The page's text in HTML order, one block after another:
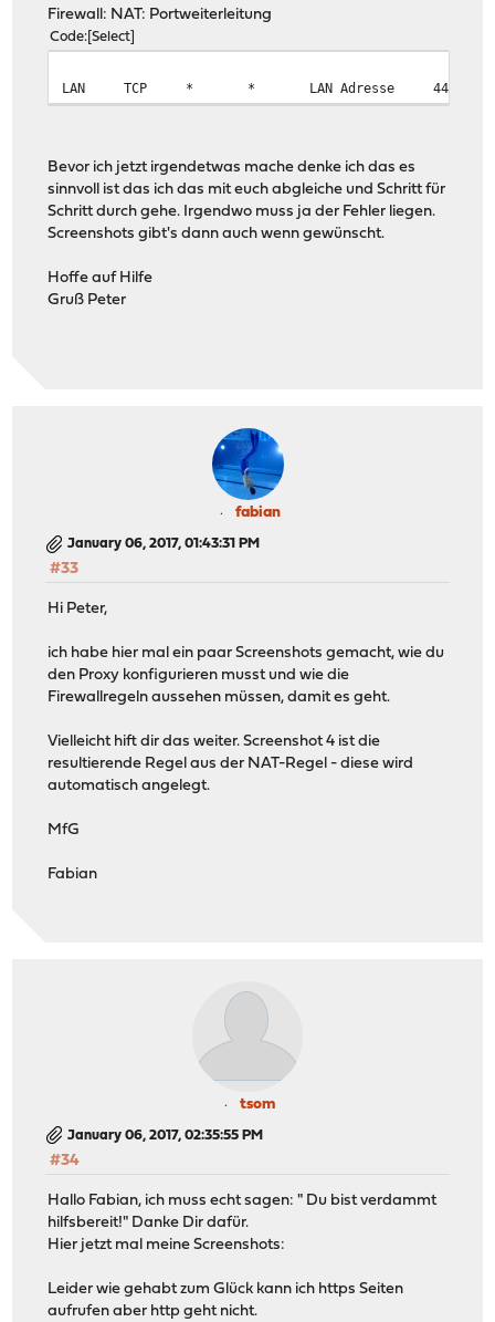
Firewall: NAT: Portweiterleitung
Code Select
LAN TCP * * LAN Adresse 443 80
Bevor ich jetzt irgendetwas mache denke ich das es
sinnvoll ist das ich das mit euch abgleiche und Schritt für
Schritt durch gehe. Irgendwo muss ja der Fehler liegen.
Screenshots gibt's dann auch wenn gewünscht.
Hoffe auf Hilfe
Gruß Peter
fabian
January 06, 2017, 01:43:31 PM
#33
Hi Peter,
ich habe hier mal ein paar Screenshots gemacht, wie du
den Proxy konfigurieren musst und wie die
Firewallregeln aussehen müssen, damit es geht.
Vielleicht hift dir das weiter. Screenshot 4 ist die
resultierende Regel aus der NAT-Regel - diese wird
automatisch angelegt.
MfG
Fabian
tsom
January 06, 2017, 02:35:55 PM
#34
Hallo Fabian, ich muss echt sagen: " Du bist verdammt
hilfsbereit!" Danke Dir dafür.
Hier jetzt mal meine Screenshots:
Leider wie gehabt zum Glück kann ich https Seiten
aufrufen aber http geht nicht.